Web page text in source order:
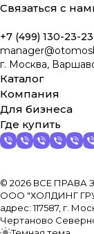
Связаться с
+7 (499) 130-23-23
г. Москва,
Каталог
Компания
Для бизнеса
Где купить
© 2026 ВСЕ
ООО "ХОЛДИНГ
адрес: 117587, г.
Чертаново